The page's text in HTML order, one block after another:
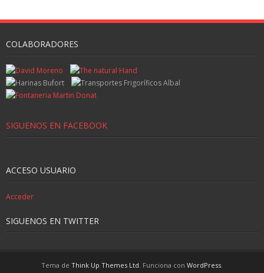
COLABORADORES
SIGUENOS EN FACEBOOK
ACCESO USUARIO
Acceder
SIGUENOS EN TWITTER
Tema de Think Up Themes Ltd. Funciona con WordPress.